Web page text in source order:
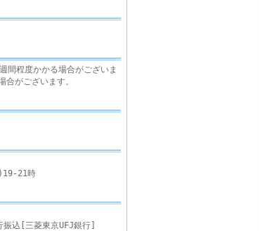
間程度かかる場合がございま
がございます。
21時
込[三菱東京UFJ銀行]